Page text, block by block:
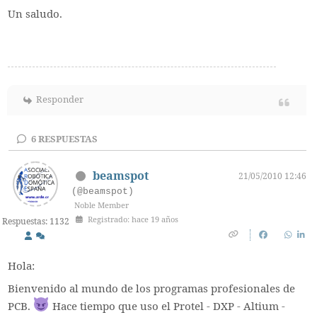
Un saludo.
Responder
6RESPUESTAS
Respuestas: 1132
beamspot
21/05/2010 12:46
(@beamspot)
Noble Member
Registrado: hace 19 años
Hola:
Bienvenido al mundo de los programas profesionales de
PCB.
Hace tiempo que uso el Protel - DXP - Altium -